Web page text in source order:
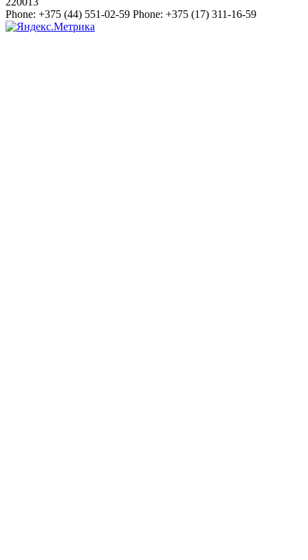
Phone: +375 (44) 551-02-59 Phone: +375 (17) 311-16-59